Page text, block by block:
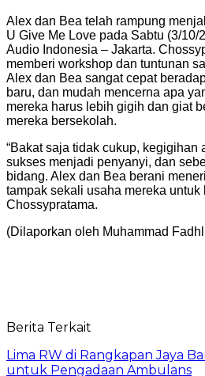
Alex dan Bea telah rampung
U Give Me Love pada Sabtu (3/10/
Audio Indonesia – Jakarta.
memberi workshop dan tuntunan
Alex dan Bea sangat cepat
baru, dan mudah mencerna apa
mereka harus lebih gigih dan giat
mereka bersekolah.
“Bakat saja tidak cukup, kegigihan
sukses menjadi penyanyi, dan
bidang. Alex dan Bea berani
tampak sekali usaha mereka untuk
Chossypratama.
(Dilaporkan oleh Muhammad
Berita Terkait
Lima RW di Rangkapan Jaya
untuk Pengadaan Ambulans